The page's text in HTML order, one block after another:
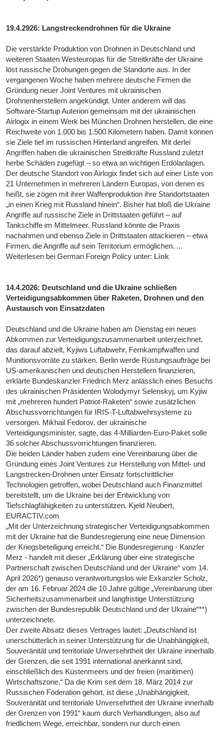
19.4.2926: Langstreckendrohnen für die Ukraine
Die verstärkte Produktion von Drohnen in Deutschland und
weiteren Staaten Westeuropas für die Streitkräfte der Ukraine
löst russische Drohungen gegen die Standorte aus. In der
vergangenen Woche haben mehrere deutsche Firmen die
Gründung neuer Joint Ventures mit ukrainischen
Drohnenherstellern angekündigt. Unter anderem will das
Software-Startup Auterion gemeinsam mit der ukrainischen
Airlogix in einem Werk bei München Drohnen herstellen, die eine
Reichweite von 1.000 bis 1.500 Kilometern haben. Damit können
sie Ziele tief im russischen Hinterland angreifen. Mit derlei
Angriffen haben die ukrainischen Streitkräfte Russland zuletzt
herbe Schäden zugefügt – so etwa an wichtigen Erdölanlagen.
Der deutsche Standort von Airlogix findet sich auf einer Liste von
21 Unternehmen in mehreren Ländern Europas, von denen es
heißt, sie zögen mit ihrer Waffenproduktion ihre Standortstaaten
„in einen Krieg mit Russland hinein“. Bisher hat bloß die Ukraine
Angriffe auf russische Ziele in Drittstaaten geführt – auf
Tankschiffe im Mittelmeer. Russland könnte die Praxis
nachahmen und ebenso Ziele in Drittstaaten attackieren – etwa
Firmen, die Angriffe auf sein Territorium ermöglichen. ...
Weiterlesen bei German Foreign Policy unter: Link
14.4.2026: Deutschland und die Ukraine schließen
Verteidigungsabkommen über Raketen, Drohnen und den
Austausch von Einsatzdaten
Deutschland und die Ukraine haben am Dienstag ein neues
Abkommen zur Verteidigungszusammenarbeit unterzeichnet,
das darauf abzielt, Kyjiws Luftabwehr, Fernkampfwaffen und
Munitionsvorräte zu stärken. Berlin werde Rüstungsaufträge bei
US-amerikanischen und deutschen Herstellern finanzieren,
erklärte Bundeskanzler Friedrich Merz anlässlich eines Besuchs
des ukrainischen Präsidenten Wolodymyr Selenskyj, um Kyjiw
mit „mehreren hundert Patriot-Raketen“ sowie zusätzlichen
Abschussvorrichtungen für IRIS-T-Luftabwehrsysteme zu
versorgen. Mikhail Fedorov, der ukrainische
Verteidigungsminister, sagte, das 4-Milliarden-Euro-Paket solle
36 solcher Abschussvorrichtungen finanzieren.
Die beiden Länder haben zudem eine Vereinbarung über die
Gründung eines Joint Ventures zur Herstellung von Mittel- und
Langstrecken-Drohnen unter Einsatz fortschrittlicher
Technologien getroffen, wobei Deutschland auch Finanzmittel
bereitstellt, um die Ukraine bei der Entwicklung von
Tiefschlagfähigkeiten zu unterstützen. Kjeld Neubert,
EURACTIV.com
„Mit der Unterzeichnung strategischer Verteidigungsabkommen
mit der Ukraine hat die Bundesregierung eine neue Dimension
der Kriegsbeteiligung erreicht.“ Die Bundesregierung - Kanzler
Merz - handelt mit dieser „Erklärung über eine strategische
Partnerschaft zwischen Deutschland und der Ukraine“ vom 14.
April 2026*) genauso verantwortungslos wie Exkanzler Scholz,
der am 16. Februar 2024 die 10 Jahre gültige „Vereinbarung über
Sicherheitszusammenarbeit und langfristige Unterstützung
zwischen der Bundesrepublik Deutschland und der Ukraine“**)
unterzeichnete.
Der zweite Absatz dieses Vertrages lautet: „Deutschland ist
unerschütterlich in seiner Unterstützung für die Unabhängigkeit,
Souveränität und territoriale Unversehrtheit der Ukraine innerhalb
der Grenzen, die seit 1991 international anerkannt sind,
einschließlich des Küstenmeers und der freien (maritimen)
Wirtschaftszone.“ Da die Krim seit dem 18. März 2014 zur
Russischen Föderation gehört, ist diese „Unabhängigkeit,
Souveränität und territoriale Unversehrtheit der Ukraine innerhalb
der Grenzen von 1991“ kaum durch Verhandlungen, also auf
friedlichem Wege, erreichbar, sondern nur durch einen